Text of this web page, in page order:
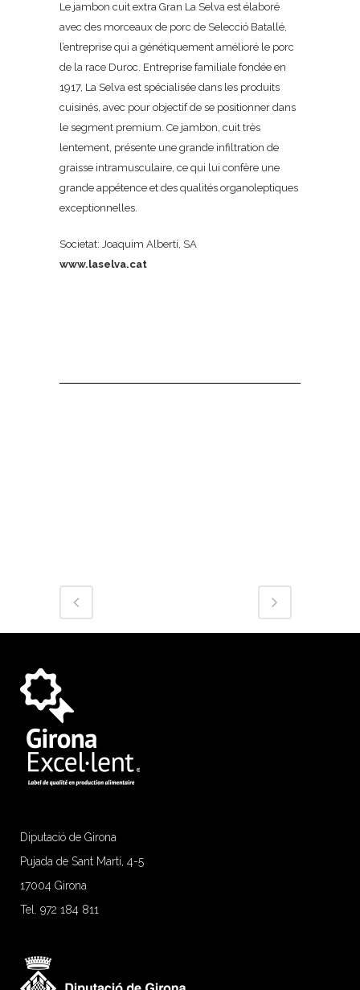
Le jambon cuit extra Gran La Selva est élaboré
avec des morceaux de porc de Selecció Batallé,
l’entreprise qui a génétiquement amélioré le porc
de la race Duroc. Entreprise familiale fondée en
1917, La Selva est spécialisée dans les produits
cuisinés, avec pour objectif de se positionner dans
le segment premium. Ce jambon, cuit très
lentement, présente une grande infiltration de
graisse intramusculaire, ce qui lui confère une
grande appétence et des qualités organoleptiques
exceptionnelles.
Societat: Joaquim Albertí, SA
www.laselva.cat
Diputació de Girona
Pujada de Sant Martí, 4-5
17004 Girona
Tel. 972 184 811